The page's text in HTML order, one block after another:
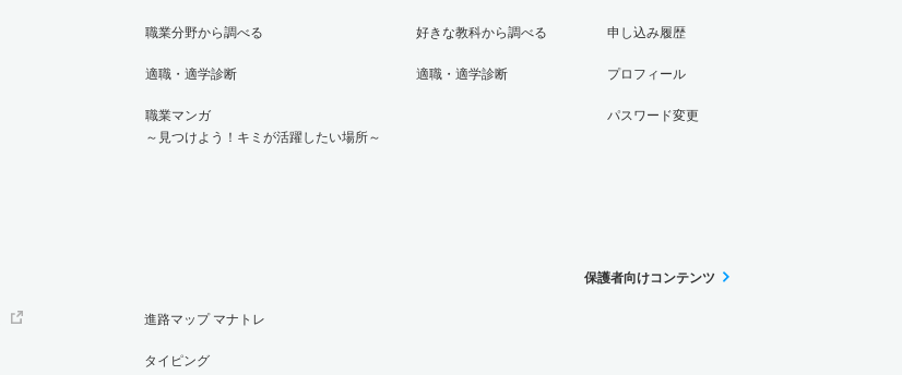
職業分野から調べる
適職・適学診断
職業マンガ
～見つけよう！キミが活躍したい場所～
好きな教科から調べる
適職・適学診断
申し込み履歴
プロフィール
パスワード変更
進路マップ マナトレ
タイピング
保護者向けコンテンツ